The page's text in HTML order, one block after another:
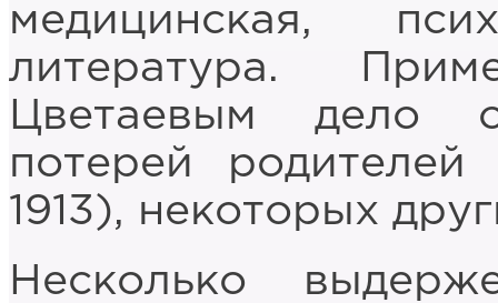
медицинская,
литература.
Цветаевым дело
потерей
1913), некоторых
Несколько